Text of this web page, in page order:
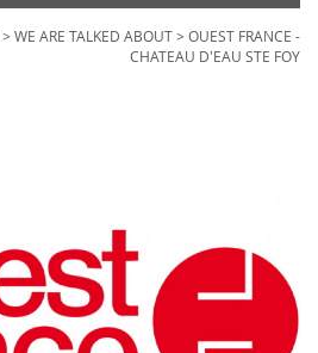
> WE ARE TALKED ABOUT> OUEST FRANCE -
CHATEAU D'EAU STE FOY